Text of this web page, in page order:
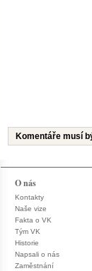
Komentáře musí
O nás
Kontakty
Naše vize
Fakta o VK
Tým VK
Historie
Napsali o nás
Zaměstnání